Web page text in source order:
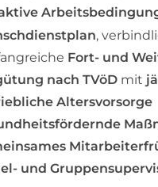
,
Fort- und
nach TVöD mit
Altersvorsorge
und